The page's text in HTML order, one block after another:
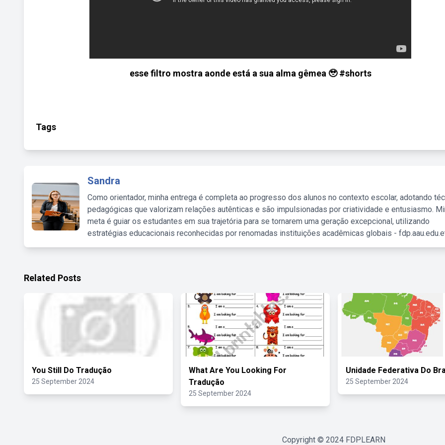
esse filtro mostra aonde está a sua alma gêmea 🥹 #shorts
Tags
Sandra
Como orientador, minha entrega é completa ao progresso dos alunos no contexto escolar, adotando
pedagógicas que valorizam relações autênticas e são impulsionadas por criatividade e entusiasmo.
meta é guiar os estudantes em sua trajetória para se tornarem uma geração excepcional, utilizando
estratégias educacionais reconhecidas por renomadas instituições acadêmicas globais -
Related Posts
You Still Do Tradução
25 September 2024
What Are You Looking For
Tradução
25 September 2024
Unidade Federativa Do
25 September 2024
Copyright © 2024 FDPLEARN